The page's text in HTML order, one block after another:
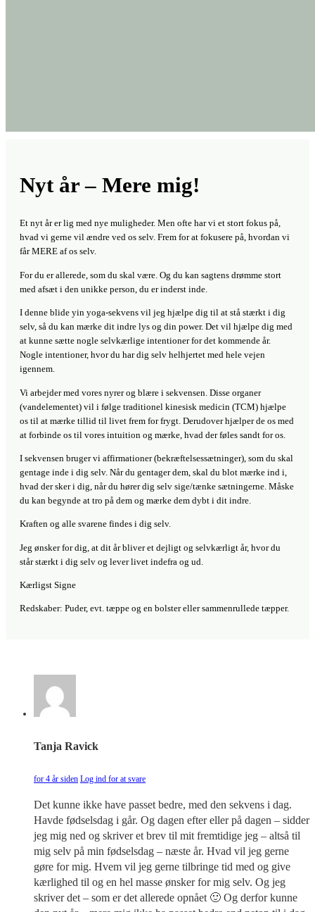
Nyt år – Mere mig!
Et nyt år er lig med nye muligheder. Men ofte har vi et stort fokus på,
hvad vi gerne vil ændre ved os selv. Frem for at fokusere på, hvordan vi
får MERE af os selv.
For du er allerede, som du skal være. Og du kan sagtens drømme stort
med afsæt i den unikke person, du er inderst inde.
I denne blide yin yoga-sekvens vil jeg hjælpe dig til at stå stærkt i dig
selv, så du kan mærke dit indre lys og din power. Det vil hjælpe dig med
at kunne sætte nogle selvkærlige intentioner for det kommende år.
Nogle intentioner, hvor du har dig selv helhjertet med hele vejen
igennem.
Vi arbejder med vores nyrer og blære i sekvensen. Disse organer
(vandelementet) vil i følge traditionel kinesisk medicin (TCM) hjælpe
os til at mærke tillid til livet frem for frygt. Derudover hjælper de os med
at forbinde os til vores intuition og mærke, hvad der føles sandt for os.
I sekvensen bruger vi affirmationer (bekræftelsessætninger), som du skal
gentage inde i dig selv. Når du gentager dem, skal du blot mærke ind i,
hvad der sker i dig, når du hører dig selv sige/tænke sætningerne. Måske
du kan begynde at tro på dem og mærke dem dybt i dit indre.
Kraften og alle svarene findes i dig selv.
Jeg ønsker for dig, at dit år bliver et dejligt og selvkærligt år, hvor du
står stærkt i dig selv og lever livet indefra og ud.
Kærligst Signe
Redskaber: Puder, evt. tæppe og en bolster eller sammenrullede tæpper.
Tanja Ravick
for 4 år siden Log ind for at svare
Det kunne ikke have passet bedre, med den sekvens i dag.
Havde fødselsdag i går. Og dagen efter eller på dagen – sidder
jeg mig ned og skriver et brev til mit fremtidige jeg – altså til
mig selv på min fødselsdag – næste år. Hvad vil jeg gerne
gøre for mig. Hvem vil jeg gerne tilbringe tid med og give
kærlighed til og en hel masse ønsker for mig selv. Og jeg
skriver det – som er det allerede opnået 🙂 Og derfor kunne